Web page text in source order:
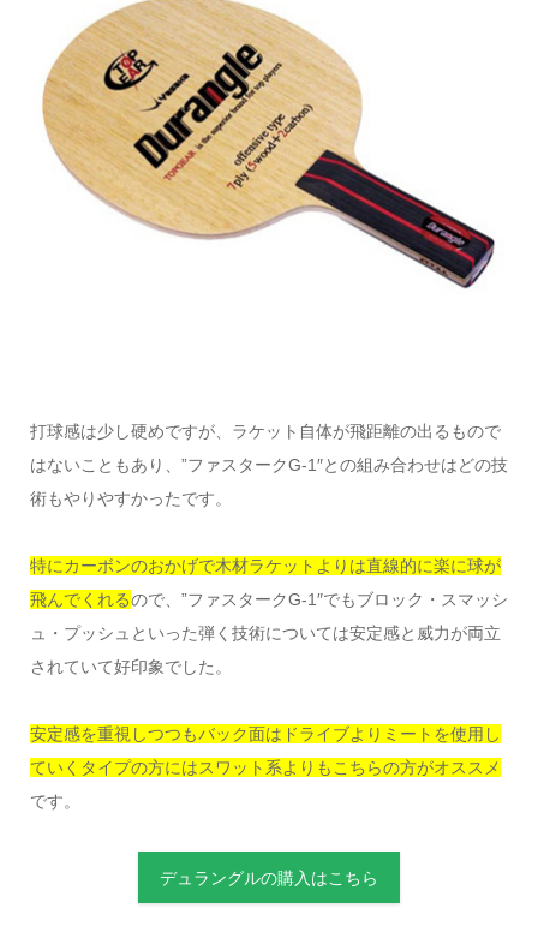
打球感は少し硬めですが、ラケット自体が飛距離の出るもので
はないこともあり、”ファスタークG-1″との組み合わせはどの技
術もやりやすかったです。
特にカーボンのおかげで木材ラケットよりは直線的に楽に球が
飛んでくれるので、”ファスタークG-1″でもブロック・スマッシ
ュ・プッシュといった弾く技術については安定感と威力が両立
されていて好印象でした。
安定感を重視しつつもバック面はドライブよりミートを使用し
ていくタイプの方にはスワット系よりもこちらの方がオススメ
です。
デュラングルの購入はこちら